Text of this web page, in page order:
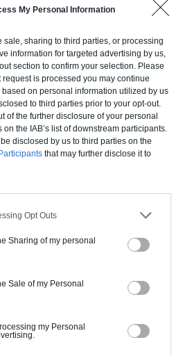
My Personal Information
sale, sharing to third parties, or processing
information for targeted advertising by us,
section to confirm your selection. Please
is processed you may continue
on personal information utilized by us
to third parties prior to your opt-out.
of the further disclosure of your personal
the IAB’s list of downstream participants.
disclosed by us to third parties on the
that may further disclose it to
Opt Outs
Sharing of my personal
Sale of my Personal
my Personal
pour : Fondations et normes
gamme. Le prix "clé en main"
et le second oeuvre (cuisine,
mais exclut piscine, jardin et
clôture.
À partir de
TTC
pour : Fondations et normes
en bloc coffrant isolant
le gros oeuvre et le second
peinture, sols...), mais exclut